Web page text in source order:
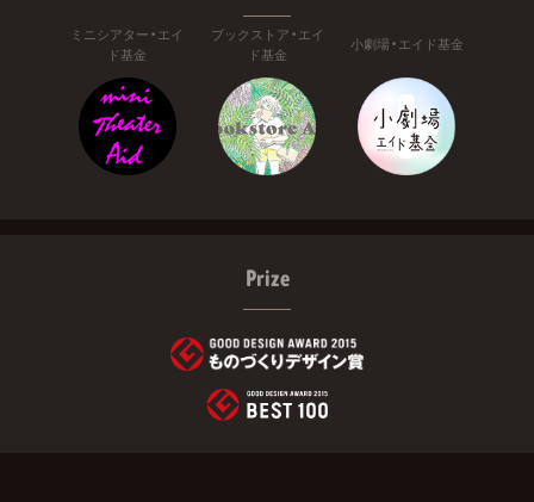
ミニシアター・エイ
ド基金
ブックストア・エイ
ド基金
小劇場・エイド基金
Prize